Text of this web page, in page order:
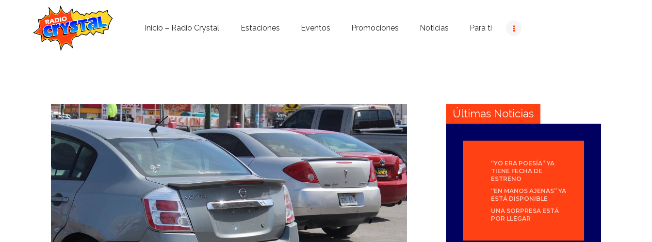
Inicio – Radio Crystal Estaciones Eventos Promociones Noticias Para ti
Noticias
Para ti
Contacto
Últimas Noticias
“YO ERA POESÍA” YA
TIENE FECHA DE
ESTRENO
“EN MANOS AJENAS” YA
ESTÁ DISPONIBLE
UNA SORPRESA ESTÁ
POR LLEGAR